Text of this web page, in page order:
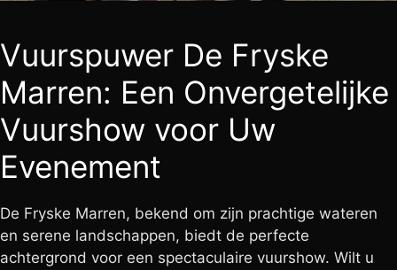
Vuurspuwer De Fryske
Marren: Een Onvergetelijke
Vuurshow voor Uw
Evenement
De Fryske Marren, bekend om zijn prachtige wateren
en serene landschappen, biedt de perfecte
achtergrond voor een spectaculaire vuurshow. Wilt u